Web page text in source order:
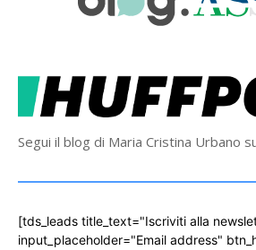
Segui il blog di Maria Cristina Urbano
[tds_leads title_text="Iscriviti alla
input_placeholder="Email address"